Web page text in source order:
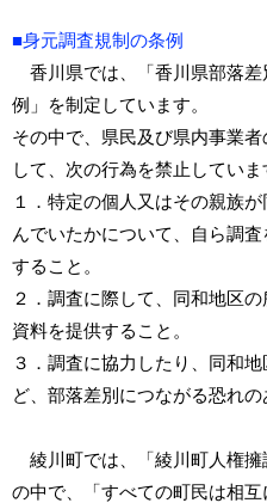
■身元調査規制の条例
香川県では、「香川県部落差
例」を制定しています。
その中で、県民及び県内事業
して、次の行為を禁止していま
１．特定の個人又はその親族
んでいたかについて、自ら調
すること。
２．調査に際して、同和地区
資料を提供すること。
３．調査に協力したり、同和
ど、部落差別につながる恐れの
綾川町では、「綾川町人権擁
の中で、「すべての町民は相